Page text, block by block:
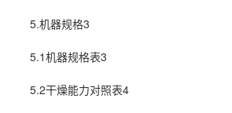
5.机器规格3
5.1机器规格表3
5.2干燥能力对照表4